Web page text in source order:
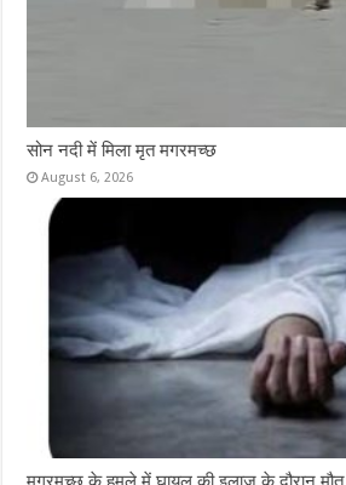
सोन नदी में मिला मृत मगरमच्छ
August 6, 2026